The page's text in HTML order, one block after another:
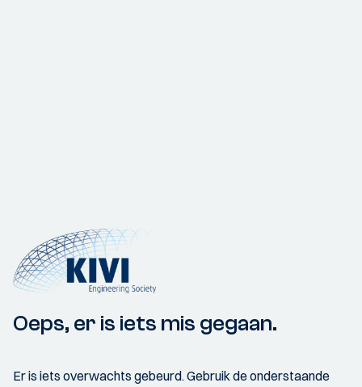
Oeps, er is iets mis gegaan.
Er is iets overwachts gebeurd. Gebruik de onderstaande